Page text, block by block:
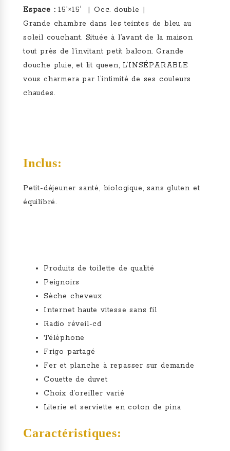
Espace :15’×15′ | Occ. double |
Grande chambre dans les teintes de bleu au
soleil couchant. Située à l’avant de la maison
tout près de l’invitant petit balcon. Grande
douche pluie, et lit queen, L’INSÉPARABLE
vous charmera par l’intimité de ses couleurs
chaudes.
Inclus:
Petit-déjeuner santé, biologique, sans gluten et
équilibré.
Produits de toilette de qualité
Peignoirs
Sèche cheveux
Internet haute vitesse sans fil
Radio réveil-cd
Téléphone
Frigo partagé
Fer et planche à repasser sur demande
Couette de duvet
Choix d’oreiller varié
Literie et serviette en coton de pina
Caractéristiques: